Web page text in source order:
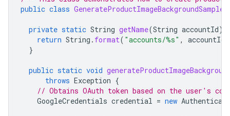
public class GenerateProductImageBackgroundSample
private static String getName(String accountId)
return String . format( "accounts/%s" , accountId
}
public static void
throws Exception {
// Obtains OAuth token based on the user's
GoogleCredentials credential = new